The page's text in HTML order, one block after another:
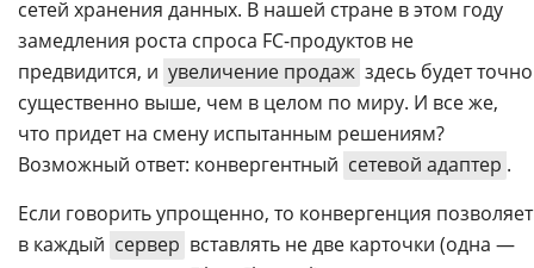
сетей хранения данных. В нашей стране в этом году
замедления роста спроса FC-продуктов не
предвидится, и увеличение продаж здесь будет точно
существенно выше, чем в целом по миру. И все же,
что придет на смену испытанным решениям?
Возможный ответ: конвергентный сетевой адаптер .
Если говорить упрощенно, то конвергенция позволяет
в каждый сервер вставлять не две карточки (одна —